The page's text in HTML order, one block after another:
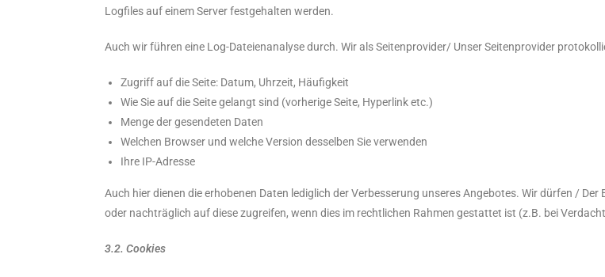
Logfiles auf einem Server festgehalten werden.
Auch wir führen eine Log-Dateienanalyse durch. Wir als Seitenprovider/ Unser Seitenprovider
Zugriff auf die Seite: Datum, Uhrzeit, Häufigkeit
Wie Sie auf die Seite gelangt sind (vorherige Seite, Hyperlink etc.)
Menge der gesendeten Daten
Welchen Browser und welche Version desselben Sie verwenden
Ihre IP-Adresse
Auch hier dienen die erhobenen Daten lediglich der Verbesserung unseres Angebotes. Wir dürfen /
oder nachträglich auf diese zugreifen, wenn dies im rechtlichen Rahmen gestattet ist (z.B. bei
3.2. Cookies